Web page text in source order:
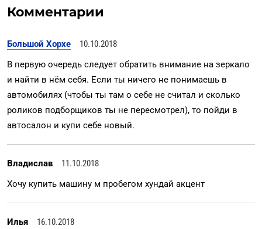
Комментарии
Большой Хорхе
10.10.2018
В первую очередь следует обратить внимание на зеркало
и найти в нём себя. Если ты ничего не понимаешь в
автомобилях (чтобы ты там о себе не считал и сколько
роликов подборщиков ты не пересмотрел), то пойди в
автосалон и купи себе новый.
Владислав
11.10.2018
Хочу купить машину м пробегом хундай акцент
Илья
16.10.2018